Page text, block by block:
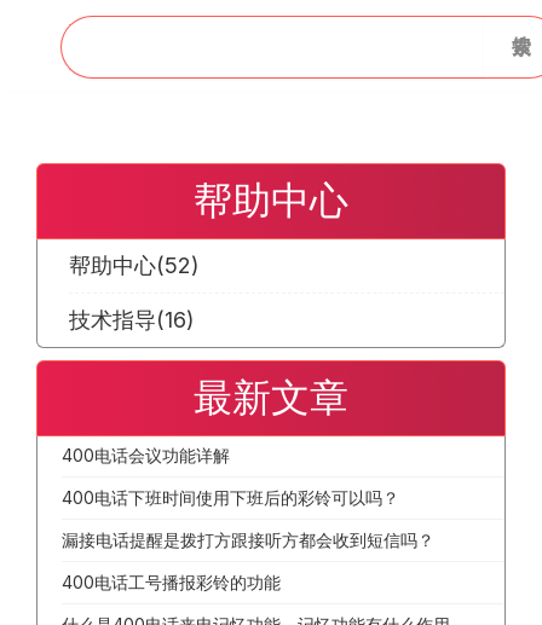
搜
索
搜索
帮助中心
帮助中心(52)
技术指导(16)
最新文章
400电话会议功能详解
400电话下班时间使用下班后的彩铃可以吗？
漏接电话提醒是拨打方跟接听方都会收到短信吗？
400电话工号播报彩铃的功能